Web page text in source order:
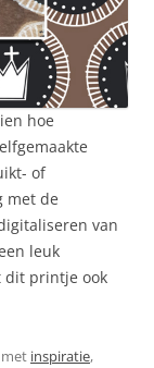
hoe
of
met de
van
leuk
dit printje ook
inspiratie,